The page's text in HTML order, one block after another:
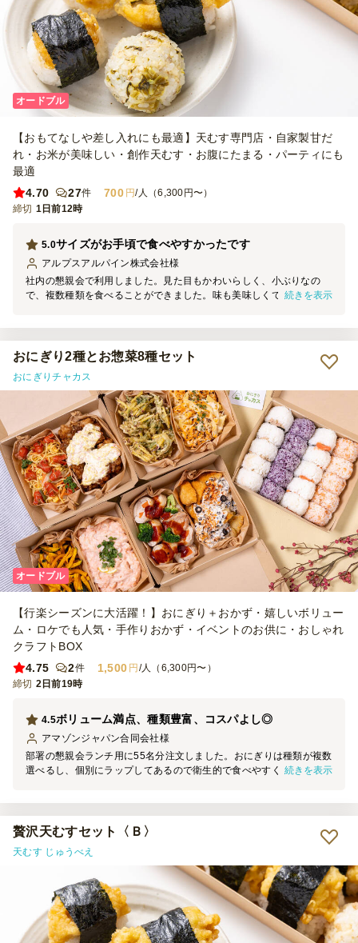
オードブル
【おもてなしや差し入れにも最適】天むす専門店・自家製甘だ
れ・お米が美味しい・創作天むす・お腹にたまる・パーティにも
最適
4.70
27件 700 円/人（6,300円〜）
締切 1日前12時
サイズがお手頃で食べやすかったです
5.0
アルプスアルパイン株式会社様
社内の懇親会で利用しました。見た目もかわいらしく、小ぶりなの
で、複数種類を食べることができました。味も美味しくて、皆さんに
ているのもありがたかったです。少し残ったものを夜作業のあるメン
バーに差し入れするのに、運びやすかったです。箸もいらないので、
お寿司よりも食べやすいとも感じました。また別の機会で利用したい
と思います。
続きを表示
おにぎり2種とお惣菜8種セット
おにぎりチャカス
オードブル
【行楽シーズンに大活躍！】おにぎり＋おかず・嬉しいボリュー
ム・ロケでも人気・手作りおかず・イベントのお供に・おしゃれ
クラフトBOX
4.75
2件 1,500 円 /人（6,300円〜）
締切 2日前19時
ボリューム満点、種類豊富、コスパよし◎
4.5
アマゾンジャパン合同会社様
部署の懇親会ランチ用に55名分注文しました。おにぎりは種類が複数
選べるし、個別にラップしてあるので衛生的で食べやすく、具材も見
えたので助かりました。味はどれもおいしくて参加者に好評でした。
お箸、おしぼり、お皿がついていたのも助かりました。おかずの入っ
ていたのが紙の箱だったので、一部ソースが染み出てしまったものが
あったことだけが残念でした。コスパもとてもよかったのでまた機会
があれば利用したいと思います。
続きを表示
贅沢天むすセット〈Ｂ〉
天むす じゅうべえ